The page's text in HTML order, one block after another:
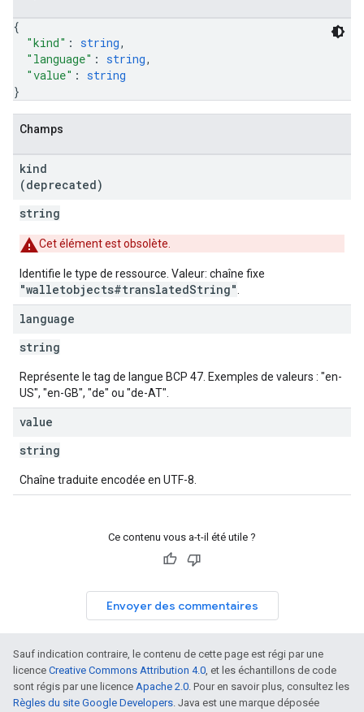
{
"kind" : string,
"language" : string,
"value" : string
}
Champs
kind
(deprecated)
string
Cet élément est obsolète.
Identifie le type de ressource. Valeur: chaîne fixe
"walletobjects#translatedString"
language
string
Représente le tag de langue BCP 47. Exemples de valeurs : "en-
US", "en-GB", "de" ou "de-AT".
value
string
Chaîne traduite encodée en UTF-8.
Ce contenu vous a-t-il été utile ?
Envoyer des commentaires
Sauf indication contraire, le contenu de cette page est régi par une
licence Creative Commons Attribution 4.0, et les échantillons de code
sont régis par une licence Apache 2.0. Pour en savoir plus, consultez les
Règles du site Google Developers. Java est une marque déposée